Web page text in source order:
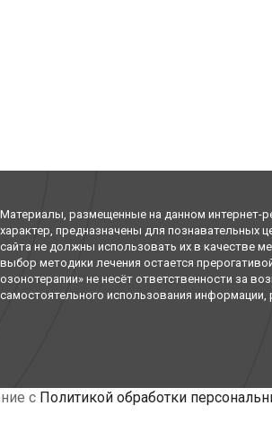
Материалы, размещенные на данном интернет-
характер, предназначены для познавательных
сайта не должны использовать их в качестве
выбор методики лечения остается
озонотерапии» не несёт ответственности за
самостоятельного использования
с Политикой обработки